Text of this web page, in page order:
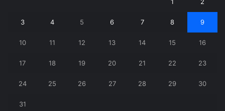
3 4 5 6 7 8 9
10 11 12 13 14 15 16
17 18 19 20 21 22 23
24 25 26 27 28 29 30
31